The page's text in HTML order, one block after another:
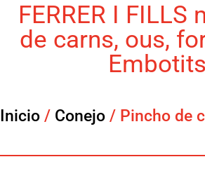
FERRER I FILLS
de carns, ous,
Embotits
Inicio / Conejo / Pincho de